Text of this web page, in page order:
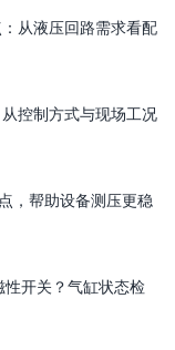
从液压回路需求看配
控制方式与现场工况
，帮助设备测压更稳
开关？气缸状态检